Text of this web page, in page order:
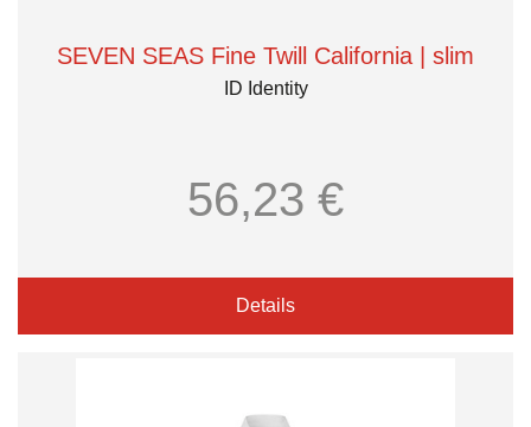
SEVEN SEAS Fine Twill California | slim
ID Identity
56,23 €
Details